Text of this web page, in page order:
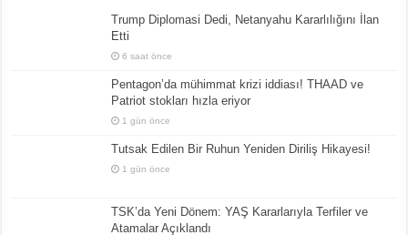
Trump Diplomasi Dedi, Netanyahu Kararlılığını İlan
Etti
6 saat önce
Pentagon’da mühimmat krizi iddiası! THAAD ve
Patriot stokları hızla eriyor
1 gün önce
Tutsak Edilen Bir Ruhun Yeniden Diriliş Hikayesi!
1 gün önce
TSK’da Yeni Dönem: YAŞ Kararlarıyla Terfiler ve
Atamalar Açıklandı